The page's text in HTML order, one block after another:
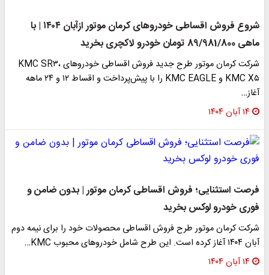
شروع فروش اقساطی خودروهای کرمان موتور ازآبان ۱۴۰۴ | با
ماهی 89/981/800 تومان خودرو لاکچری بخرید
شرکت کرمان موتور طرح جدید فروش اقساطی خودروهای KMC SR۳،
KMC X۵ و KMC EAGLE را با پیش‌پرداخت و اقساط ۱۲ و ۲۴ ماهه
آغاز…
۱۴ آبان ۱۴۰۴
فرصت استثنایی؛ فروش اقساطی کرمان موتور | بدون ضامن و
فوری خودرو لوکس بخرید
شرکت کرمان موتور طرح فروش اقساطی محصولات خود را برای نیمه دوم
آبان ۱۴۰۴ آغاز کرده است. این طرح شامل خودروهای محبوب KMC…
۱۴ آبان ۱۴۰۴